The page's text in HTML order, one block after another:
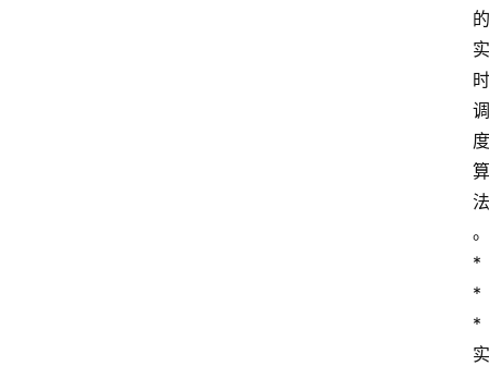
的
实
时
调
度
算
法
。
*
*
*
实